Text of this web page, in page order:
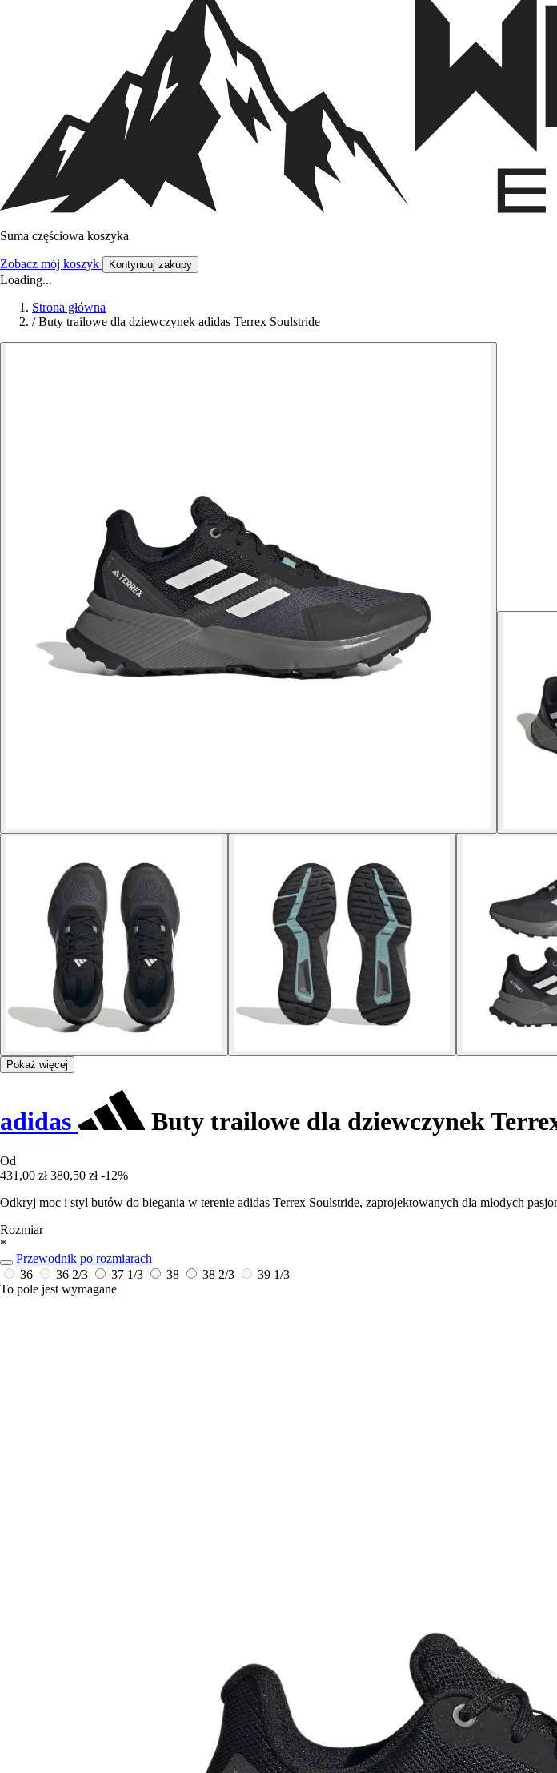
Suma częściowa koszyka
Zobacz mój koszyk Kontynuuj zakupy
Loading...
Strona główna
/ Buty trailowe dla dziewczynek adidas Terrex Soulstride
Pokaż więcej
adidas Buty trailowe dla dziewczynek
Od
431,00 zł 380,50 zł -12%
Odkryj moc i styl butów do biegania w terenie adidas Terrex Soulstride, zaprojektowanych dla młodych
Rozmiar
*
Przewodnik po rozmiarach
36
36 2/3 37 1/3 38 38 2/3
39 1/3
To pole jest wymagane